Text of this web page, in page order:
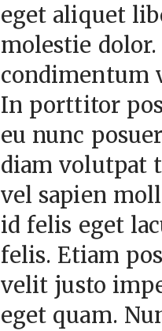
eget aliquet
molestie
condimentum
In porttitor
eu nunc
diam volutpat
vel sapien
id felis eget
felis. Etiam
velit justo
eget quam.